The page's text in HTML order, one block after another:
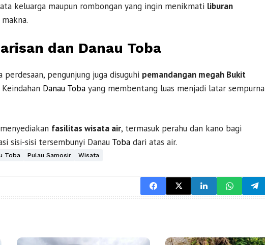
keluarga maupun rombongan yang ingin menikmati liburan
dan Danau Toba
perdesaan, pengunjung juga disuguhi pemandangan megah Bukit
Keindahan Danau Toba yang membentang luas menjadi latar sempurna
fasilitas wisata air, termasuk perahu dan kano bagi
sisi-sisi tersembunyi Danau Toba dari atas air.
Toba Pulau Samosir Wisata